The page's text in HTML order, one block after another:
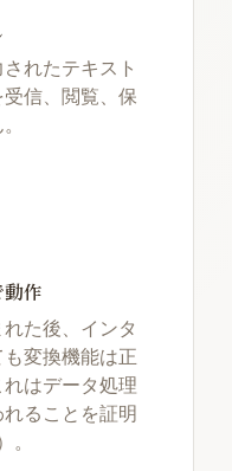
れたテキスト
信、閲覧、保
作
た後、インタ
変換機能は正
はデータ処理
ることを証明